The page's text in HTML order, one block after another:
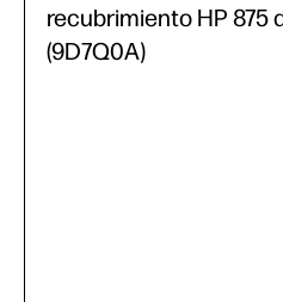
recubrimiento HP 875
(9D7Q0A)